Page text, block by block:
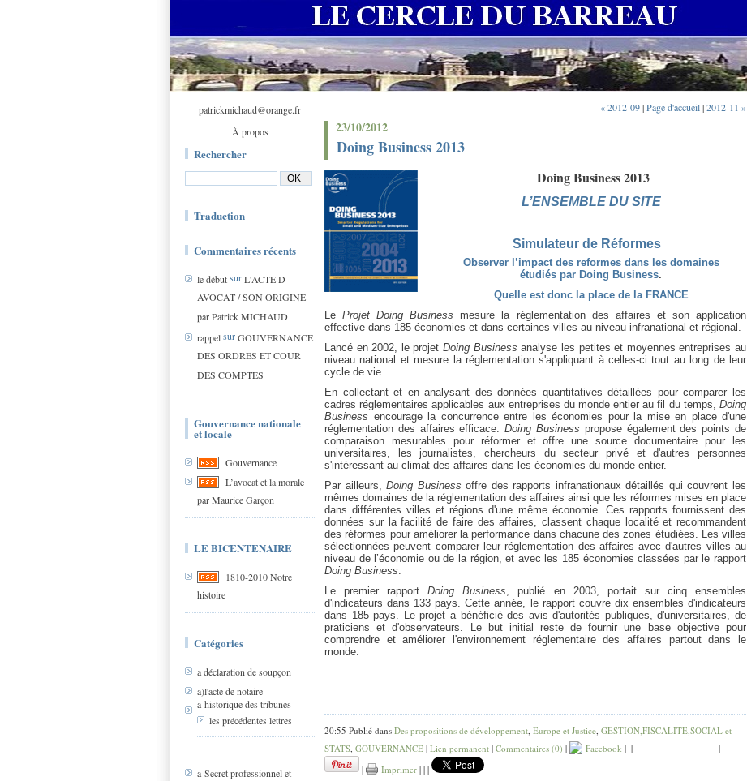
patrickmichaud@orange.fr
À propos
Rechercher
Traduction
Commentaires récents
le débutsurL'ACTE D
AVOCAT / SON ORIGINE
par Patrick MICHAUD
rappelsurGOUVERNANCE
DES ORDRES ET COUR
DES COMPTES
Gouvernance nationale
et locale
Gouvernance
L’avocat et la morale
par Maurice Garçon
LE BICENTENAIRE
1810-2010 Notre
histoire
Catégories
a déclaration de soupçon
a)l'acte de notaire
a-historique des tribunes
les précédentes lettres
a-Secret professionnel et
« 2012-09|Page d'accueil|2012-11 »
23/10/2012
Doing Business 2013
Doing Business 2013
L’ENSEMBLE DU SITE
Simulateur de Réformes
Observer l’impact des reformes dans les domaines
étudiés par Doing Business.
Quelle est donc la place de la FRANCE
LeProjet Doing Business mesure la réglementation des affaires et son application
effective dans 185 économies et dans certaines villes au niveau infranational et régional.
Lancé en 2002, le projetDoing Businessanalyse les petites et moyennes entreprises au
niveau national et mesure la réglementation s'appliquant à celles-ci tout au long de leur
cycle de vie.
En collectant et en analysant des données quantitatives détaillées pour comparer les
cadres réglementaires applicables aux entreprises du monde entier au fil du temps, Doing
Business encourage la concurrence entre les économies pour la mise en place d'une
réglementation des affaires efficace.Doing Business propose également des points de
comparaison mesurables pour réformer et offre une source documentaire pour les
universitaires, les journalistes, chercheurs du secteur privé et d'autres personnes
s'intéressant au climat des affaires dans les économies du monde entier.
Par ailleurs,Doing Businessoffre des rapports infranationaux détaillés qui couvrent les
mêmes domaines de la réglementation des affaires ainsi que les réformes mises en place
dans différentes villes et régions d'une même économie. Ces rapports fournissent des
données sur la facilité de faire des affaires, classent chaque localité et recommandent
des réformes pour améliorer la performance dans chacune des zones étudiées. Les villes
sélectionnées peuvent comparer leur réglementation des affaires avec d'autres villes au
niveau de l’économie ou de la région, et avec les 185 économies classées par le rapport
Doing Business.
Le premier rapportDoing Business, publié en 2003, portait sur cinq ensembles
d'indicateurs dans 133 pays. Cette année, le rapport couvre dix ensembles d'indicateurs
dans 185 pays. Le projet a bénéficié des avis d'autorités publiques, d'universitaires, de
praticiens et d'observateurs. Le but initial reste de fournir une base objective pour
comprendre et améliorer l'environnement réglementaire des affaires partout dans le
monde.
20:55 Publié dans Des propositions de développement, Europe et Justice, GESTION,FISCALITE,SOCIAL et
STATS, GOUVERNANCE | Lien permanent | Commentaires (0) | Facebook | |
|
|
Imprimer | | |